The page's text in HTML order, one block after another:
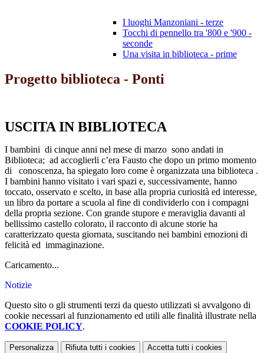
I luoghi Manzoniani - terze
Tocchi di pennello tra '800 e '900 -
seconde
Una visita in biblioteca - prime
Progetto biblioteca - Ponti
USCITA IN BIBLIOTECA
I bambini di cinque anni nel mese di marzo sono andati in
Biblioteca; ad accoglierli c’era Fausto che dopo un primo momento
di conoscenza, ha spiegato loro come è organizzata una biblioteca .
I bambini hanno visitato i vari spazi e, successivamente, hanno
toccato, osservato e scelto, in base alla propria curiosità ed interesse,
un libro da portare a scuola al fine di condividerlo con i compagni
della propria sezione. Con grande stupore e meraviglia davanti al
bellissimo castello colorato, il racconto di alcune storie ha
caratterizzato questa giornata, suscitando nei bambini emozioni di
felicità ed immaginazione.
Caricamento...
Notizie
Questo sito o gli strumenti terzi da questo utilizzati si avvalgono di
cookie necessari al funzionamento ed utili alle finalità illustrate nella
COOKIE POLICY.
Personalizza Rifiuta tutti i cookies Accetta tutti i cookies